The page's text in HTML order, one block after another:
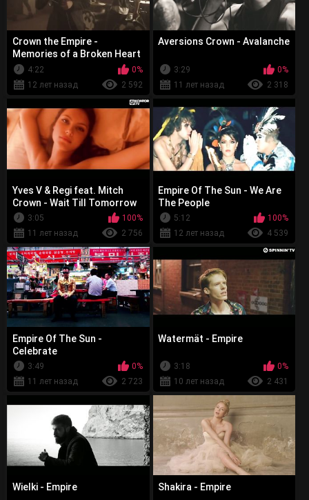
Crown the Empire -
Memories of a Broken Heart
4:22
0%
12 лет назад
2 592
Aversions Crown - Avalanche
3:29
0%
11 лет назад
2 318
Yves V & Regi feat. Mitch
Crown - Wait Till Tomorrow
3:05
100%
11 лет назад
2 756
Empire Of The Sun - We Are
The People
5:12
100%
12 лет назад
4 539
Empire Of The Sun -
Celebrate
3:49
0%
11 лет назад
2 723
Watermät - Empire
3:18
0%
10 лет назад
2 431
Wielki - Empire Shakira - Empire